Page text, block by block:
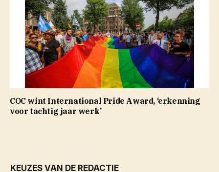
COC wint International Pride Award, ‘erkenning
voor tachtig jaar werk’
KEUZES VAN DE REDACTIE